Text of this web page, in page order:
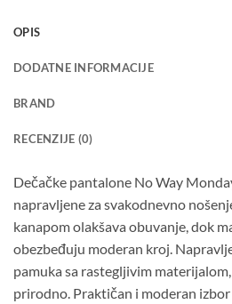
OPIS
DODATNE INFORMACIJE
BRAND
RECENZIJE (0)
Dečačke pantalone No Way
napravljene za svakodnevno
kanapom olakšava obuvanje, dok
obezbeđuju moderan kroj.
pamuka sa rastegljivim
prirodno. Praktičan i moderan